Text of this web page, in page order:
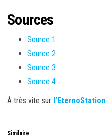
Sources
Source 1
Source 2
Source 3
Source 4
À très vite sur l’EternoStation.
Similaire